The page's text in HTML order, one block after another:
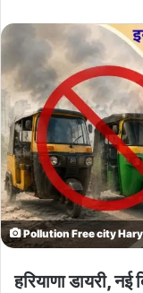
Pollution Free city
हरियाणा डायरी, नई